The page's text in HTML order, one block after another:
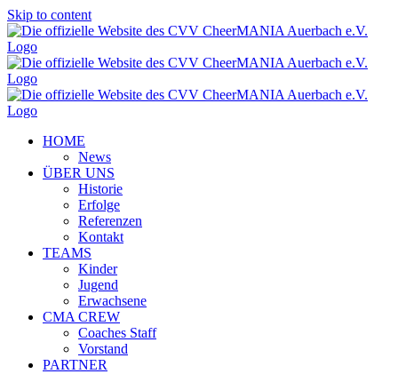
Skip to content
HOME
News
ÜBER UNS
Historie
Erfolge
Referenzen
Kontakt
TEAMS
Kinder
Jugend
Erwachsene
CMA CREW
Coaches Staff
Vorstand
PARTNER